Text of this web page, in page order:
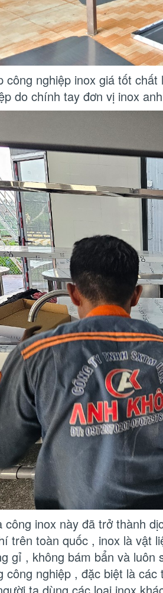
công nghiệp inox giá tốt
do chính tay đơn vị inox
công inox này đã trở thành
trên toàn quốc , inox là vật
gỉ , không bám bẩn và luôn
công nghiệp , đặc biệt là